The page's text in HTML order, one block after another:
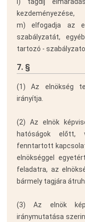
kezdeményezése,
m) elfogadja az
szabályzatát,
tartozó -
7. §
(1) Az elnökség
irányítja.
(2) Az elnök
hatóságok előtt,
fenntartott
elnökséggel
feladatra, az
bármely tagjára
(3) Az elnök
iránymutatása